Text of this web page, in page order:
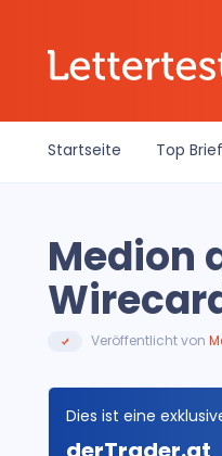
Startseite Top
Medion
Veröffentlicht von
Dies ist eine